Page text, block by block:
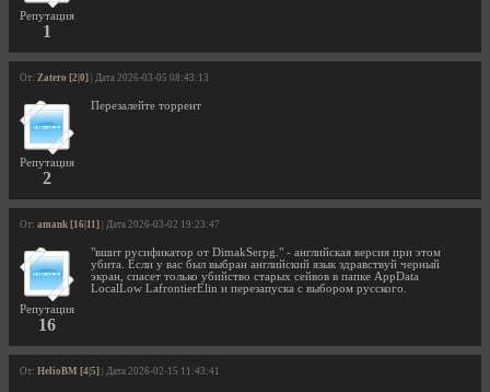
Репутация
1
От: Zatero [2|0] | Дата 2026-03-05 08:43:13
Репутация
2
Перезалейте торрент
От: amank [16|11] | Дата 2026-03-02 19:23:47
Репутация
16
"вшит русификатор от DimakSerpg." - английская версия при этом
убита. Если у вас был выбран английский язык здравствуй черный
экран, спасет только убийство старых сейвов в папке AppData
LocalLow LafrontierElin и перезапуска с выбором русского.
От: HelioBM [4|5] | Дата 2026-02-15 11:43:41